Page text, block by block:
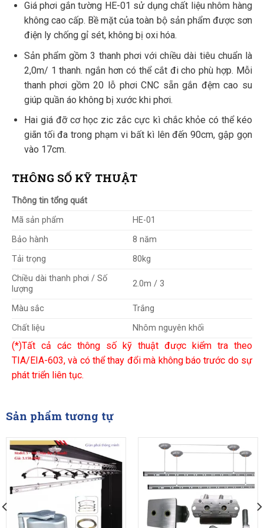
Giá phơi gắn tường HE-01 sử dụng chất liệu nhôm hàng
không cao cấp. Bề mặt của toàn bộ sản phẩm được sơn
điện ly chống gỉ sét, không bị oxi hóa.
Sản phẩm gồm 3 thanh phơi với chiều dài tiêu chuẩn là
2,0m/ 1 thanh. ngắn hơn có thể cắt đi cho phù hợp. Mỗi
thanh phơi gồm 20 lỗ phơi CNC sẵn gắn đệm cao su
giúp quần áo không bị xước khi phơi.
Hai giá đỡ cơ học zic zắc cực kì chắc khỏe có thể kéo
giãn tối đa trong phạm vi bất kì lên đến 90cm, gập gọn
vào 17cm.
THÔNG SỐ KỸ THUẬT
Thông tin tổng quát
Mã sản phẩm
HE-01
Bảo hành
8 năm
Tải trọng
80kg
Chiều dài thanh phơi / Số
lượng
2.0m / 3
Màu sắc
Trắng
Chất liệu
Nhôm nguyên khối
(*)Tất cả các thông số kỹ thuật được kiểm tra theo
TIA/EIA-603, và có thể thay đổi mà không báo trước do sự
phát triển liên tục.
Sản phẩm tương tự